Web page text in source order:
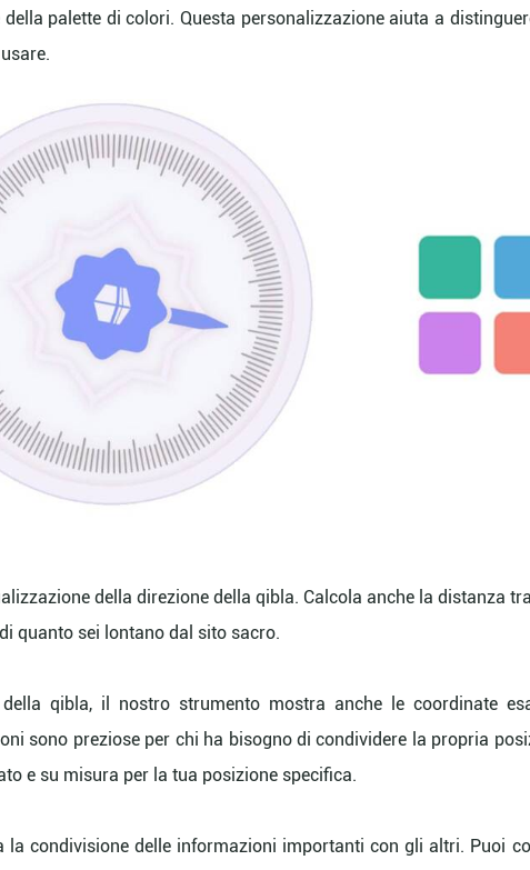
palette di colori. Questa personalizzazione aiuta a
della direzione della qibla. Calcola anche la distanza
quanto sei lontano dal sito sacro.
qibla, il nostro strumento mostra anche le coordinate
sono preziose per chi ha bisogno di condividere la propria
e su misura per la tua posizione specifica.
la condivisione delle informazioni importanti con gli altri. Puoi